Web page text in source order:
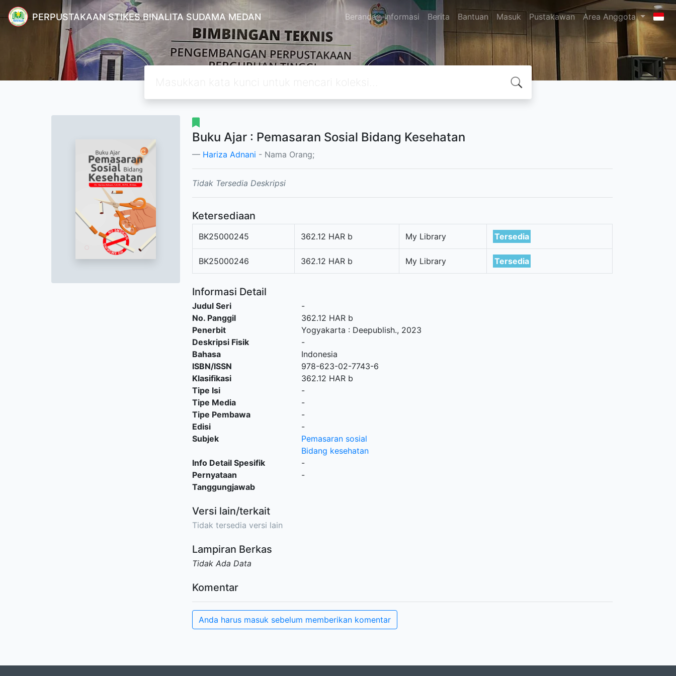
PERPUSTAKAAN STIKES BINALITA SUDAMA MEDAN Beranda Informasi Berita Bantuan Masuk Pustakawan Area Anggota
Buku Ajar : Pemasaran Sosial Bidang Kesehatan
Hariza Adnani - Nama Orang;
Tidak Tersedia Deskripsi
Ketersediaan
BK25000245 362.12 HAR b My Library Tersedia
BK25000246 362.12 HAR b My Library Tersedia
Informasi Detail
Judul Seri
-
No. Panggil
362.12 HAR b
Penerbit
Yogyakarta : Deepublish., 2023
Deskripsi Fisik
-
Bahasa
Indonesia
ISBN/ISSN
978-623-02-7743-6
Klasifikasi
362.12 HAR b
Tipe Isi
-
Tipe Media
-
Tipe Pembawa
-
Edisi
-
Subjek
Pemasaran sosial
Bidang kesehatan
Info Detail Spesifik
-
Pernyataan
Tanggungjawab
-
Versi lain/terkait
Tidak tersedia versi lain
Lampiran Berkas
Tidak Ada Data
Komentar
Anda harus masuk sebelum memberikan komentar